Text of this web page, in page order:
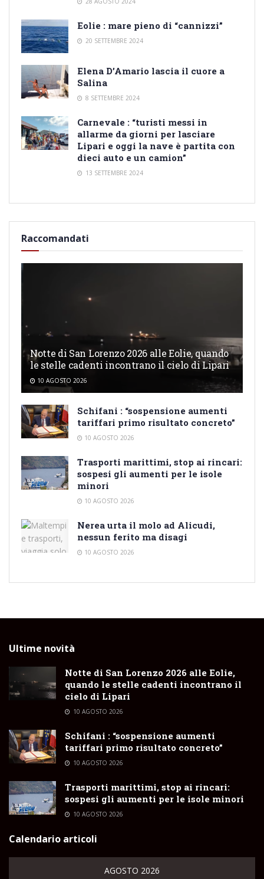
Eolie : mare pieno di “cannizzi”
20 SETTEMBRE 2024
Elena D’Amario lascia il cuore a
Salina
8 SETTEMBRE 2024
Carnevale : “turisti messi in
allarme da giorni per lasciare
Lipari e oggi la nave è partita con
dieci auto e un camion”
13 SETTEMBRE 2024
Raccomandati
Notte di San Lorenzo 2026 alle Eolie, quando
le stelle cadenti incontrano il cielo di Lipari
10 AGOSTO 2026
Schifani : “sospensione aumenti
tariffari primo risultato concreto”
10 AGOSTO 2026
Trasporti marittimi, stop ai rincari:
sospesi gli aumenti per le isole
minori
10 AGOSTO 2026
Nerea urta il molo ad Alicudi,
nessun ferito ma disagi
10 AGOSTO 2026
Ultime novità
Notte di San Lorenzo 2026 alle Eolie,
quando le stelle cadenti incontrano il
cielo di Lipari
10 AGOSTO 2026
Schifani : “sospensione aumenti
tariffari primo risultato concreto”
10 AGOSTO 2026
Trasporti marittimi, stop ai rincari:
sospesi gli aumenti per le isole minori
10 AGOSTO 2026
Calendario articoli
AGOSTO 2026